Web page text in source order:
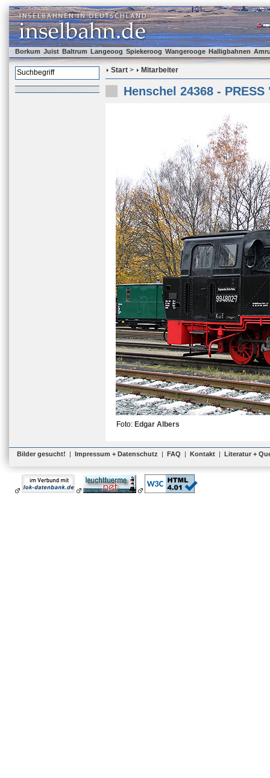
Borkum Juist Baltrum Langeoog Spiekeroog Wangerooge Halligbahnen
Start > Mitarbeiter
Henschel 24368 - PRESS
Foto: Edgar Albers
Bilder gesucht! | Impressum + Datenschutz | FAQ | Kontakt | Literatur +